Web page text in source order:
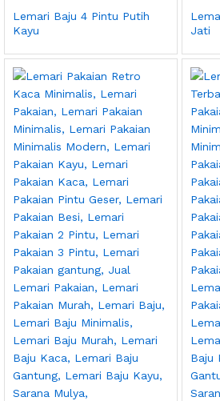
Lemari Baju 4 Pintu Putih
Kayu
Jati